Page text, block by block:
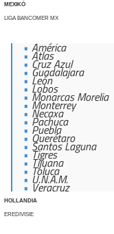
MEXIKÓ
LIGA BANCOMER MX
América
Atlas
Cruz Azul
Guadalajara
León
Lobos
Monarcas Morelia
Monterrey
Necaxa
Pachuca
Puebla
Querétaro
Santos Laguna
Tigres
Tijuana
Toluca
U.N.A.M.
Veracruz
HOLLANDIA
EREDIVISIE